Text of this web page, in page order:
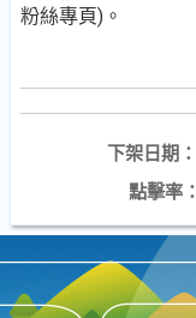
粉絲專頁)。
下架日期：
點擊率：